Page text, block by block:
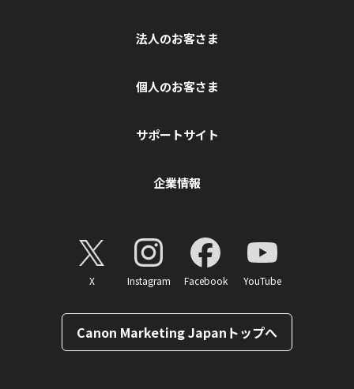
法人のお客さま
個人のお客さま
サポートサイト
企業情報
X Instagram Facebook YouTube
Canon Marketing Japanトップへ